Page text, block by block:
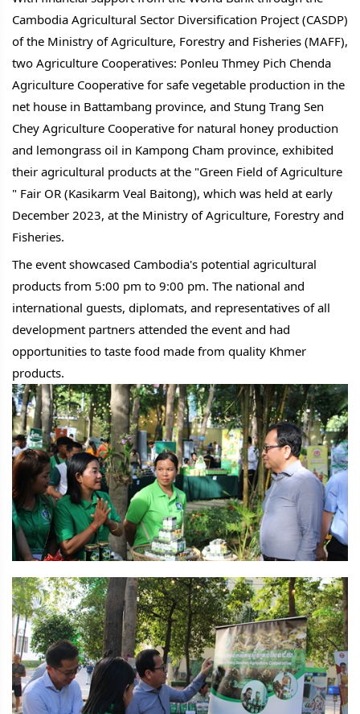
Cambodia Agricultural Sector Diversification Project (CASDP)
of the Ministry of Agriculture, Forestry and Fisheries (MAFF),
two Agriculture Cooperatives: Ponleu Thmey Pich Chenda
Agriculture Cooperative for safe vegetable production in the
net house in Battambang province, and Stung Trang Sen
Chey Agriculture Cooperative for natural honey production
and lemongrass oil in Kampong Cham province, exhibited
their agricultural products at the "Green Field of Agriculture
" Fair OR (Kasikarm Veal Baitong), which was held at early
December 2023, at the Ministry of Agriculture, Forestry and
Fisheries.
The event showcased Cambodia's potential agricultural
products from 5:00 pm to 9:00 pm. The national and
international guests, diplomats, and representatives of all
development partners attended the event and had
opportunities to taste food made from quality Khmer
products.